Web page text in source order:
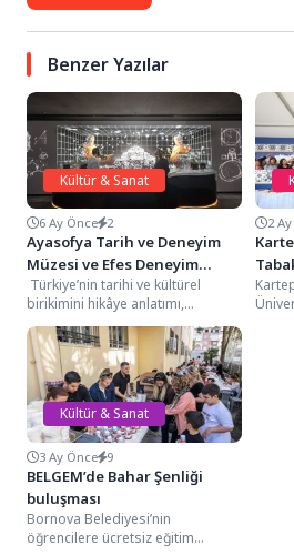
Benzer Yazılar
Kültür & Sanat
6 Ay Önce 2
Ayasofya Tarih ve Deneyim
Müzesi ve Efes Deneyim
Müzesi’nde Öğrencilere %50
İndirim
Türkiye’nin tarihi ve kültürel
birikimini hikâye anlatımı,
deneyim ve teknoloji ekseninde
aktaran DEM Müzecilik, Efes...
2
Kültür & Sanat
3 Ay Önce 9
BELGEM’de Bahar Şenliği
buluşması
Bornova Belediyesi’nin
öğrencilere ücretsiz eğitim